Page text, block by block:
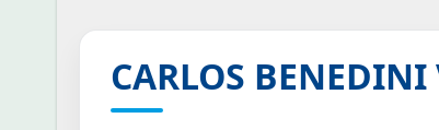
CARLOS BENEDINI